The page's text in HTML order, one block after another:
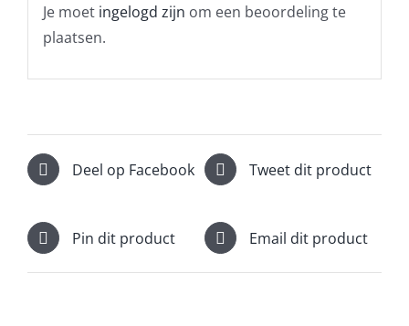
Je moet ingelogd zijn om een beoordeling te
plaatsen.
Deel op Facebook Tweet dit product
Pin dit product Email dit product